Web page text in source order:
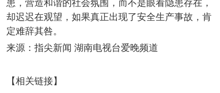
患，营造和谐的社会氛围，而不是眼看隐患存在，
却迟迟在观望，如果真正出现了安全生产事故，肯
定难辞其咎。
来源：指尖新闻 湖南电视台爱晚频道
【相关链接】